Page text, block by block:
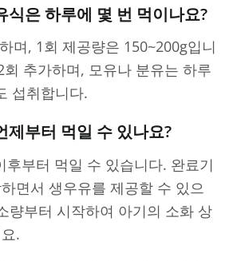
식은 하루에 몇 번 먹이나요?
며, 1회 제공량은 150~200g입니
회 추가하며, 모유나 분유는 하루
섭취합니다.
제부터 먹일 수 있나요?
후부터 먹일 수 있습니다. 완료기
면서 생우유를 제공할 수 있으
량부터 시작하여 아기의 소화 상
.